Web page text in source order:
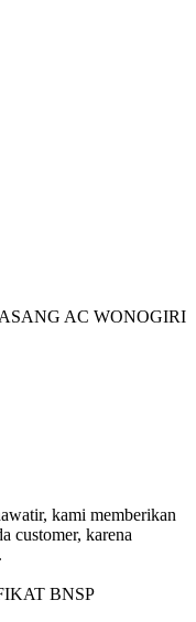
AC WONOGIRI
kami memberikan
customer, karena
BNSP